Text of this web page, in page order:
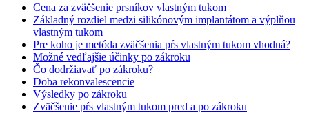
Cena za zväčšenie prsníkov vlastným tukom
Základný rozdiel medzi silikónovým implantátom a výplňou
vlastným tukom
Pre koho je metóda zväčšenia pŕs vlastným tukom vhodná?
Možné vedľajšie účinky po zákroku
Čo dodržiavať po zákroku?
Doba rekonvalescencie
Výsledky po zákroku
Zväčšenie pŕs vlastným tukom pred a po zákroku